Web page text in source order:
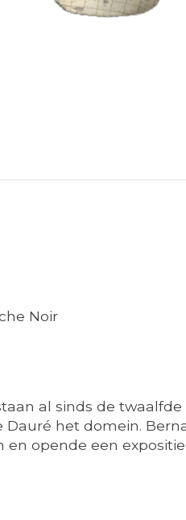
Noir
al sinds de
Dauré het domein.
opende een